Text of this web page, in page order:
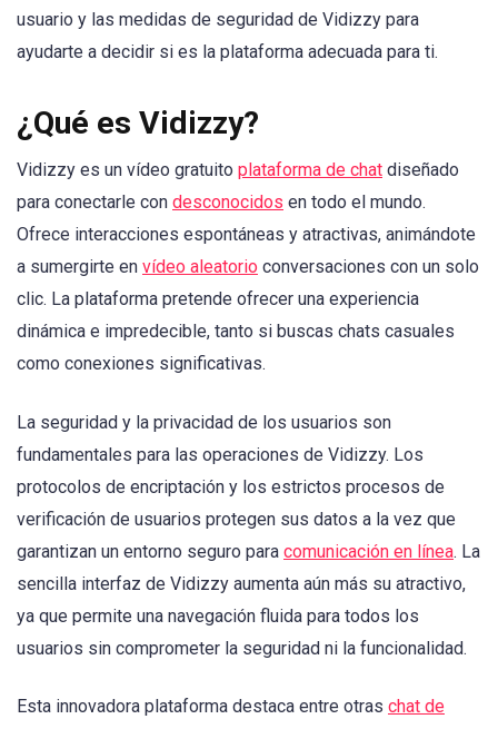
usuario y las medidas de seguridad de Vidizzy para
ayudarte a decidir si es la plataforma adecuada para ti.
¿Qué es Vidizzy?
Vidizzy es un vídeo gratuito plataforma de chat diseñado
para conectarle con desconocidos en todo el mundo.
Ofrece interacciones espontáneas y atractivas, animándote
a sumergirte en vídeo aleatorio conversaciones con un solo
clic. La plataforma pretende ofrecer una experiencia
dinámica e impredecible, tanto si buscas chats casuales
como conexiones significativas.
La seguridad y la privacidad de los usuarios son
fundamentales para las operaciones de Vidizzy. Los
protocolos de encriptación y los estrictos procesos de
verificación de usuarios protegen sus datos a la vez que
garantizan un entorno seguro para comunicación en línea. La
sencilla interfaz de Vidizzy aumenta aún más su atractivo,
ya que permite una navegación fluida para todos los
usuarios sin comprometer la seguridad ni la funcionalidad.
Esta innovadora plataforma destaca entre otras chat de